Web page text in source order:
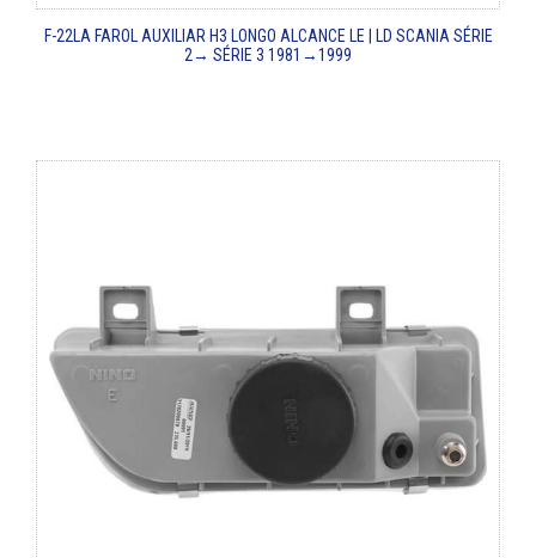
F-22LAFAROL AUXILIAR H3 LONGO ALCANCE LE | LD SCANIA SÉRIE
2→ SÉRIE 3 1981→1999